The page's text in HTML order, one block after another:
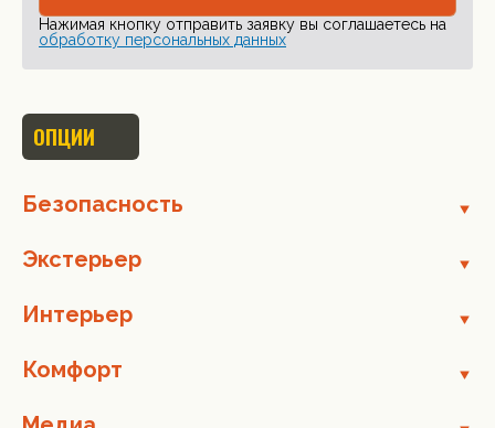
Нажимая кнопку отправить заявку вы соглашаетесь на
обработку персональных данных
ОПЦИИ
Безопасность
Экстерьер
Интерьер
Комфорт